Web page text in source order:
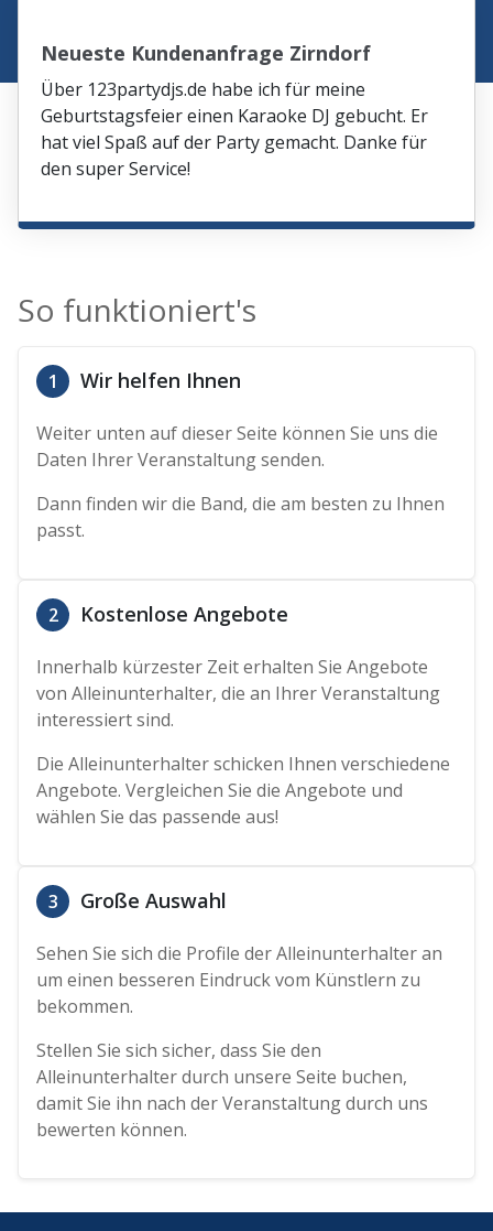
Neueste Kundenanfrage Zirndorf
Über 123partydjs.de habe ich für meine
Geburtstagsfeier einen Karaoke DJ gebucht. Er
hat viel Spaß auf der Party gemacht. Danke für
den super Service!
So funktioniert's
1 Wir helfen Ihnen
Weiter unten auf dieser Seite können Sie uns die
Daten Ihrer Veranstaltung senden.
Dann finden wir die Band, die am besten zu Ihnen
passt.
2 Kostenlose Angebote
Innerhalb kürzester Zeit erhalten Sie Angebote
von Alleinunterhalter, die an Ihrer Veranstaltung
interessiert sind.
Die Alleinunterhalter schicken Ihnen verschiedene
Angebote. Vergleichen Sie die Angebote und
wählen Sie das passende aus!
3 Große Auswahl
Sehen Sie sich die Profile der Alleinunterhalter an
um einen besseren Eindruck vom Künstlern zu
bekommen.
Stellen Sie sich sicher, dass Sie den
Alleinunterhalter durch unsere Seite buchen,
damit Sie ihn nach der Veranstaltung durch uns
bewerten können.